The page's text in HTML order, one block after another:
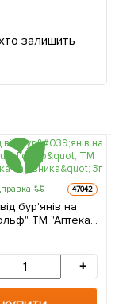
залишить
47042
бур'янів на
ТМ "Аптека
3г
+